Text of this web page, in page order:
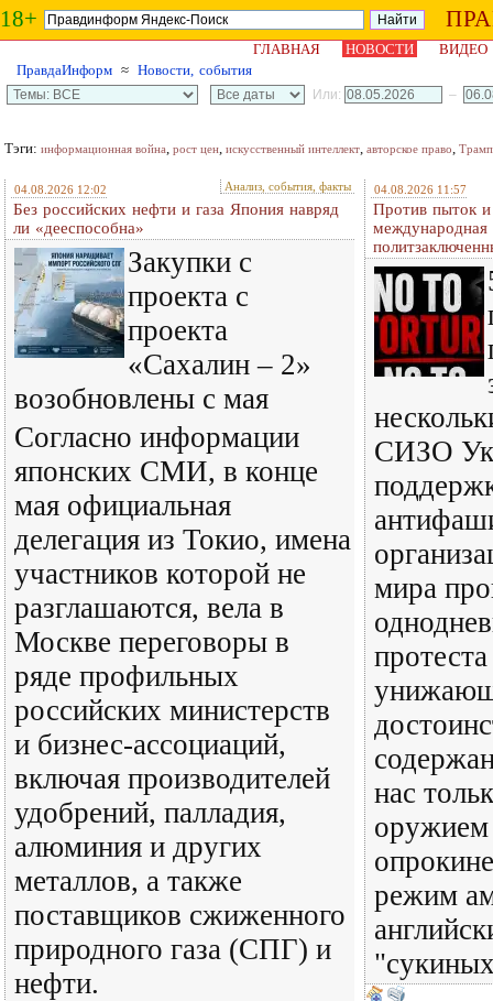
18+
ГЛАВНАЯ НОВОСТИ
ВИДЕО
ПравдаИнформ ≈ Новости, события
Или: –
Тэги: информационная война, рост цен, искусственный интеллект, авторское право, Трамп
04.08.2026 12:02 Анализ, события, факты
Без российских нефти и газа Япония навряд
ли «дееспособна»
Закупки с
проекта с
проекта
«Сахалин – 2»
возобновлены с мая
Согласно информации
японских СМИ, в конце
мая официальная
делегация из Токио, имена
участников которой не
разглашаются, вела в
Москве переговоры в
ряде профильных
российских министерств
и бизнес-ассоциаций,
включая производителей
удобрений, палладия,
алюминия и других
металлов, а также
поставщиков сжиженного
природного газа (СПГ) и
нефти.
04.08.2026 11:57
Против пыток и
международная
СИЗО
мира
нас
оружием
режим